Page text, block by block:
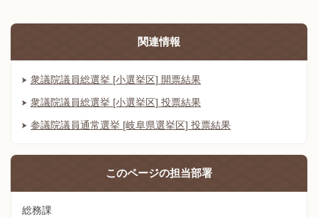
関連情報
衆議院議員総選挙 [小選挙区] 開票結果
衆議院議員総選挙 [小選挙区] 投票結果
参議院議員通常選挙 [岐阜県選挙区] 投票結果
このページの担当部署
総務課